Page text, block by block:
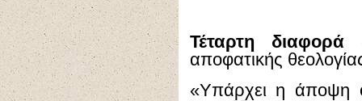
Τέταρτη διαφορά
αποφατικής
«Υπάρχει η άποψη